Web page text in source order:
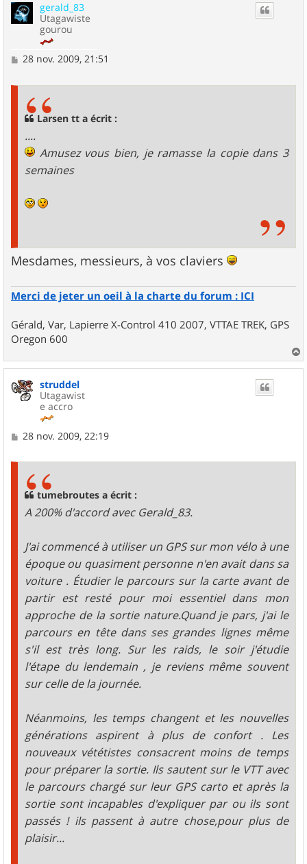
gerald_83
Utagawiste
gourou
M
28 nov. 2009, 21:51
Larsen tt a écrit :
....
Amusez vous bien, je ramasse la copie dans 3
semaines
Mesdames, messieurs, à vos claviers
Merci de jeter un oeil à la charte du forum : ICI
Gérald, Var, Lapierre X-Control 410 2007, VTTAE TREK, GPS
Oregon 600
a
struddel
Utagawist
e accro
M
28 nov. 2009, 22:19
tumebroutes a écrit :
A 200% d'accord avec Gerald_83.
J'ai commencé à utiliser un GPS sur mon vélo à une
époque ou quasiment personne n'en avait dans sa
voiture . Étudier le parcours sur la carte avant de
partir est resté pour moi essentiel dans mon
approche de la sortie nature.Quand je pars, j'ai le
parcours en tête dans ses grandes lignes même
s'il est très long. Sur les raids, le soir j'étudie
l'étape du lendemain , je reviens même souvent
sur celle de la journée.
Néanmoins, les temps changent et les nouvelles
générations aspirent à plus de confort . Les
nouveaux vététistes consacrent moins de temps
pour préparer la sortie. Ils sautent sur le VTT avec
le parcours chargé sur leur GPS carto et après la
sortie sont incapables d'expliquer par ou ils sont
passés ! ils passent à autre chose,pour plus de
plaisir...